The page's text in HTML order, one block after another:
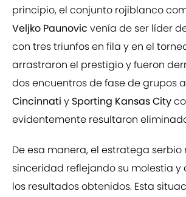
principio, el conjunto rojiblanco
Veljko Paunovic venía de ser líder
con tres triunfos en fila y en el
arrastraron el prestigio y fueron
dos encuentros de fase de grupos
Cincinnati y Sporting Kansas City
evidentemente resultaron
De esa manera, el estratega serbio
sinceridad reflejando su molestia
los resultados obtenidos. Esta